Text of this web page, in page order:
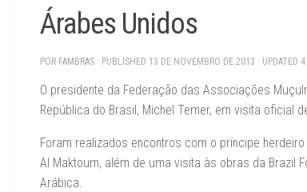
Árabes Unidos
POR FAMBRAS · PUBLISHED 13 DE NOVEMBRO DE 2013 · UPDATED 4
O presidente da Federação das Associações
República do Brasil, Michel Temer, em visita oficial
Foram realizados encontros com o príncipe
Al Maktoum, além de uma visita às obras da Brazil
Arábica.